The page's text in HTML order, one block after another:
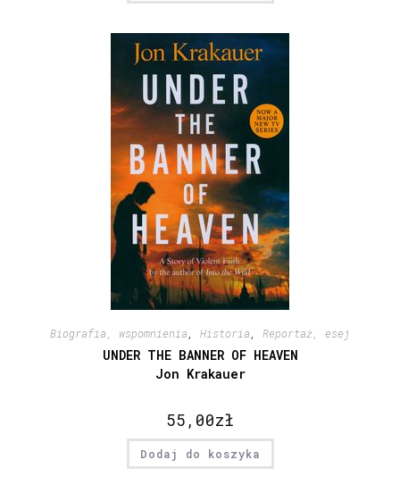
Biografia, wspomnienia Historia Reportaż, esej
UNDER THE BANNER OF HEAVEN
Jon Krakauer
55,00zł
Dodaj do koszyka